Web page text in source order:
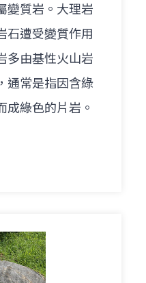
變質岩。大理岩
石遭受變質作用
多由基性火山岩
通常是指因含綠
成綠色的片岩。